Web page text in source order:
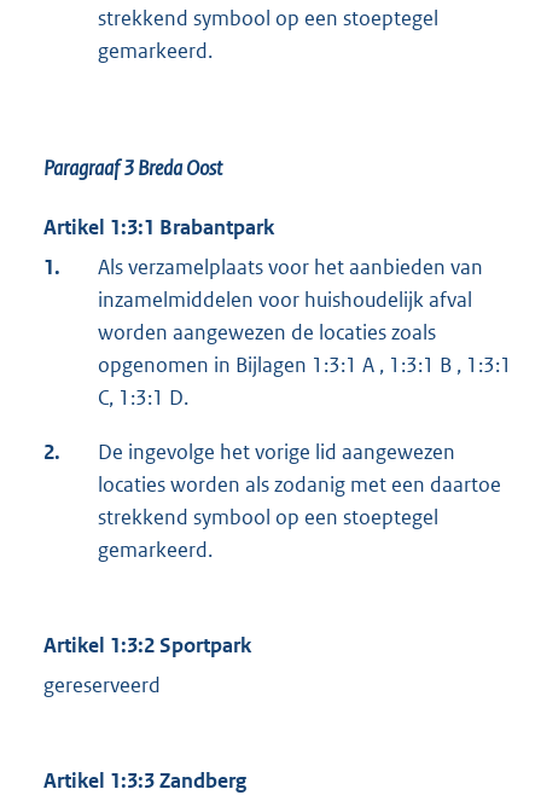
strekkend symbool op een stoeptegel
gemarkeerd.
Paragraaf 3Breda Oost
Artikel 1:3:1 Brabantpark
1.
Als verzamelplaats voor het aanbieden van
inzamelmiddelen voor huishoudelijk afval
worden aangewezen de locaties zoals
opgenomen in Bijlagen 1:3:1 A , 1:3:1 B , 1:3:1
C, 1:3:1 D.
2.
De ingevolge het vorige lid aangewezen
locaties worden als zodanig met een daartoe
strekkend symbool op een stoeptegel
gemarkeerd.
Artikel 1:3:2 Sportpark
gereserveerd
Artikel 1:3:3 Zandberg